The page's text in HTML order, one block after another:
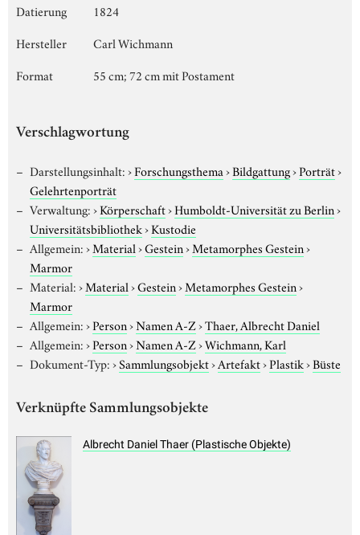
Datierung
1824
Hersteller
Carl Wichmann
Format
55 cm; 72 cm mit Postament
Verschlagwortung
Darstellungsinhalt:›Forschungsthema›Bildgattung›Porträt›
Gelehrtenporträt
Verwaltung:›Körperschaft›Humboldt-Universität zu Berlin›
Universitätsbibliothek›Kustodie
Allgemein:›Material›Gestein›Metamorphes Gestein›
Marmor
Material:›Material›Gestein›Metamorphes Gestein›
Marmor
Allgemein:›Person›Namen A-Z›Thaer, Albrecht Daniel
Allgemein:›Person›Namen A-Z›Wichmann, Karl
Dokument-Typ:›Sammlungsobjekt›Artefakt›Plastik›Büste
Verknüpfte Sammlungsobjekte
Albrecht Daniel Thaer (Plastische Objekte)